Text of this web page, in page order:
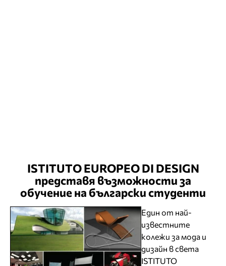
ISTITUTO EUROPEO DI DESIGN
представя възможности за
обучение на български студенти
Един от най-
известните
колежи за мода и
дизайн в света
ISTITUTO